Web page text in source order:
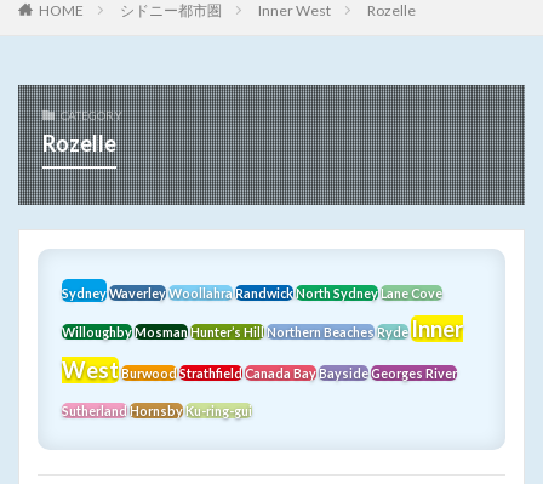
HOME シドニー都市圏 Inner West Rozelle
CATEGORY
Rozelle
SydneyWaverleyWoollahraRandwickNorth SydneyLane Cove
WilloughbyMosmanHunter’s HillNorthern BeachesRydeInner
WestBurwoodStrathfieldCanada BayBaysideGeorges River
SutherlandHornsbyKu-ring-gui